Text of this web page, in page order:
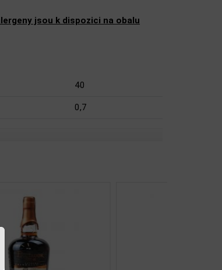
jsou k dispozici na obalu
40
0,7